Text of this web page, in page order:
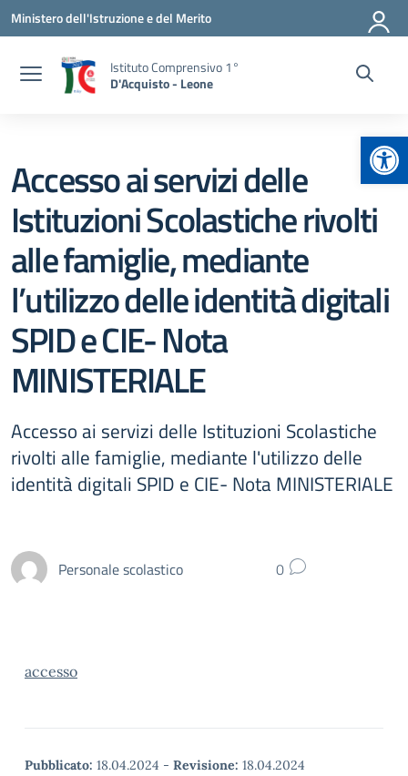
Vai ai contenuti
Vai al menu di navigazione
Vai al footer
Ministero dell'Istruzione e del Merito
Istituto Comprensivo 1°
D'Acquisto - Leone
Accesso ai servizi delle
Istituzioni Scolastiche rivolti
alle famiglie, mediante
l’utilizzo delle identità digitali
SPID e CIE- Nota
MINISTERIALE
Accesso ai servizi delle Istituzioni Scolastiche
rivolti alle famiglie, mediante l'utilizzo delle
identità digitali SPID e CIE- Nota MINISTERIALE
Personale scolastico 0
accesso
Pubblicato: 18.04.2024 - Revisione: 18.04.2024